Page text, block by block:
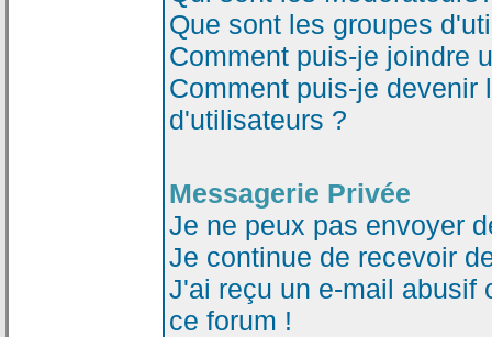
Que sont les groupes
Comment puis-je joindre
Comment puis-je devenir
d'utilisateurs ?
Messagerie Privée
Je ne peux pas envoyer
Je continue de recevoir
J'ai reçu un e-mail abusif
ce forum !